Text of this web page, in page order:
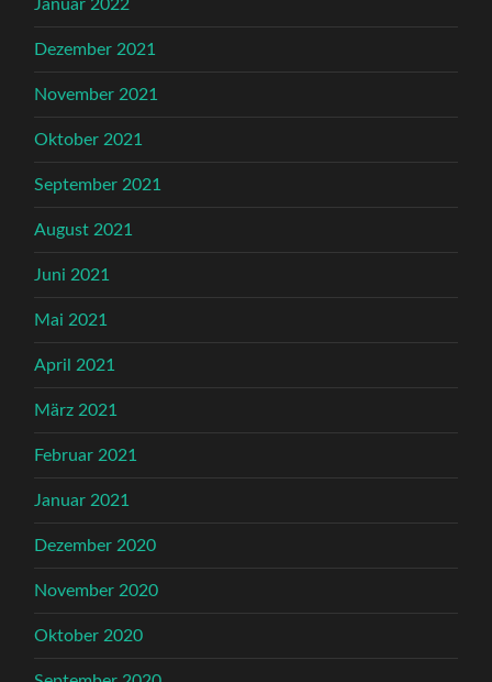
Januar 2022
Dezember 2021
November 2021
Oktober 2021
September 2021
August 2021
Juni 2021
Mai 2021
April 2021
März 2021
Februar 2021
Januar 2021
Dezember 2020
November 2020
Oktober 2020